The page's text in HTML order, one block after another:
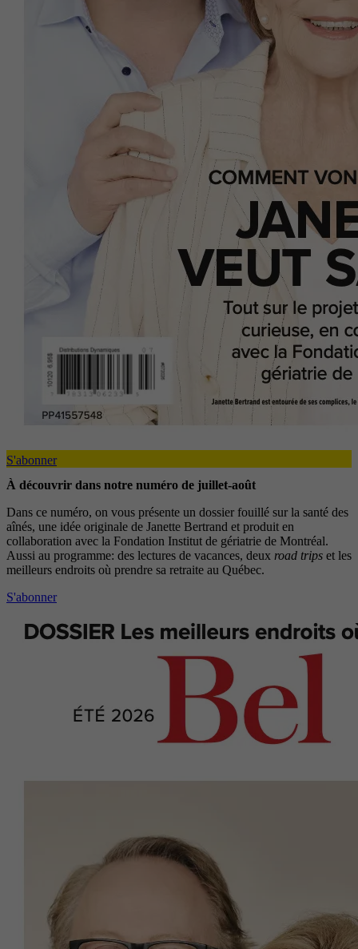
S'abonner
À découvrir dans notre numéro de juillet-août
Dans ce numéro, on vous présente un dossier fouillé sur la santé des
aînés, une idée originale de Janette Bertrand et produit en
collaboration avec la Fondation Institut de gériatrie de Montréal.
Aussi au programme: des lectures de vacances, deux road trips et les
meilleurs endroits où prendre sa retraite au Québec.
S'abonner